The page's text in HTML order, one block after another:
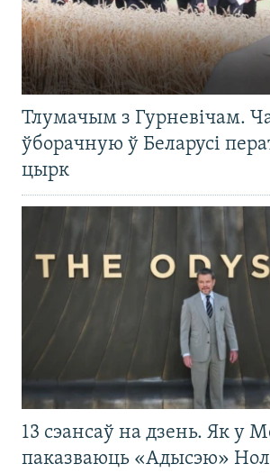
Тлумачым з Гурневічам.
ўборачную ў Беларусі
цырк
13 сэансаў на дзень. Як у
паказваюць «Адысэю»